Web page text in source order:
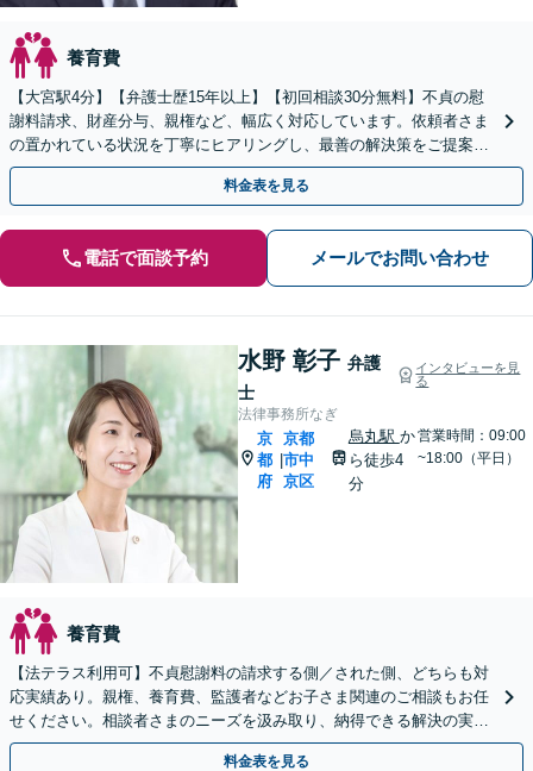
養育費
【大宮駅4分】【弁護士歴15年以上】【初回相談30分無料】不貞の慰
謝料請求、財産分与、親権など、幅広く対応しています。依頼者さま
の置かれている状況を丁寧にヒアリングし、最善の解決策をご提案し
ます。お悩みの際は、お気軽にご相談ください。
料金表を見る
電話で面談予約 メールでお問い合わせ
水野 彰子 弁護
士
インタビューを見
る
法律事務所なぎ
京
都
府
|
京都
市中
京区
烏丸駅 か
ら徒歩4
分
営業時間：09:00
~18:00（平日）
養育費
【法テラス利用可】不貞慰謝料の請求する側／された側、どちらも対
応実績あり。親権、養育費、監護者などお子さま関連のご相談もお任
せください。相談者さまのニーズを汲み取り、納得できる解決の実現
を目指します【Web面談可】【初回相談無料】
料金表を見る